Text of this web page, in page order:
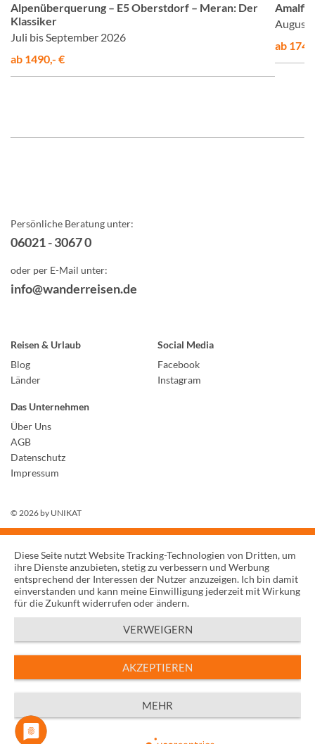
Alpenüberquerung – E5 Oberstdorf – Meran: Der
Klassiker
Juli bis September 2026
ab 1490,- €
Amalfis
August
ab
Persönliche Beratung unter:
06021 - 3067 0
oder per E-Mail unter:
info@wanderreisen.de
Reisen & Urlaub
Blog
Länder
Social Media
Facebook
Instagram
Das Unternehmen
Über Uns
AGB
Datenschutz
Impressum
© 2026 by UNIKAT
Diese Seite nutzt Website Tracking-Technologien von Dritten, um
ihre Dienste anzubieten, stetig zu verbessern und Werbung
entsprechend der Interessen der Nutzer anzuzeigen. Ich bin damit
einverstanden und kann meine Einwilligung jederzeit mit Wirkung
für die Zukunft widerrufen oder ändern.
VERWEIGERN
AKZEPTIEREN
MEHR